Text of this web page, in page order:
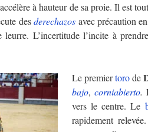
à hauteur de sa proie. Il est
desderechazos avec précaution
L’incertitude l’incite à
Le premiertorode
bajo, corniabierto.
vers le centre. Le
rapidement